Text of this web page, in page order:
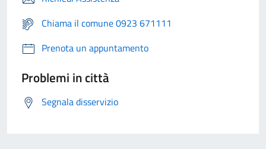
Chiama il comune 0923 671111
Prenota un appuntamento
Problemi in città
Segnala disservizio